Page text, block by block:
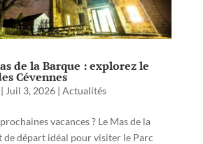
de la Barque : explorez le
Cévennes
Juil 3, 2026| Actualités
vacances ? Le Mas de la
de départ idéal pour visiter le Parc